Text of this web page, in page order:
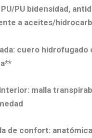
PU/PU bidensidad,
a aceites/
cuero hidrofugado
malla
de confort: